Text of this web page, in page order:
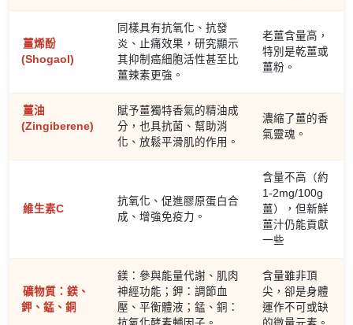
薑烯酚
(Shogaol)
同樣具有抗氧化、抗發
炎、止痛效果，研究顯示
其抑制癌細胞活性甚至比
薑辣素更強。
老薑含量高，
特別是乾薑或
薑粉。
薑油
(Zingiberene)
賦予薑獨特香氣的精油成
分，也具抗菌、幫助消
化、放鬆平滑肌的作用。
濃縮了薑的香
氣靈魂。
維生素C
抗氧化、促進膠原蛋白合
成、增強免疫力。
含量不高（約
1-2mg/100g
薑），但新鮮
薑汁仍能貢獻
一些
礦物質：鎂、
鉀、錳、銅
鎂：參與能量代謝、肌肉
神經功能；鉀：調節血
壓、平衡體液；錳、銅：
含量雖非頂
尖，卻是身體
運作不可或缺